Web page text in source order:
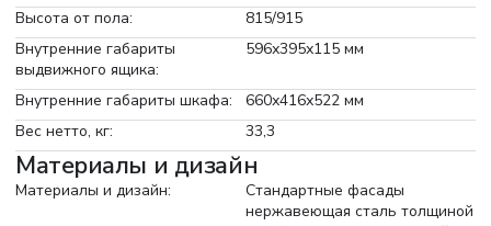
Высота от пола:
815/915
Внутренние габариты
выдвижного ящика:
596х395х115 мм
Внутренние габариты шкафа:
660х416х522 мм
Вес нетто, кг:
33,3
Материалы и дизайн
Материалы и дизайн:
Стандартные фасады
нержавеющая сталь толщиной